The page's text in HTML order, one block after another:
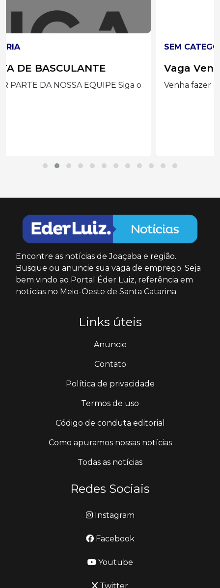
SEM CATEGORIA
Vaga Vendedora
Venha fazer parte da nossa Equipe Siga o Eder...
Encontre as notícias de Joaçaba e região.
Busque ou anuncie sua vaga de emprego. Seja
bem vindo ao Portal Éder Luiz, referência em
notícias no Meio-Oeste de Santa Catarina.
Links úteis
Anuncie
Contato
Política de privacidade
Termos de uso
Código de conduta editorial
Como apuramos nossas notícias
Todas as notícias
Redes Sociais
Instagram
Facebook
Youtube
Twitter